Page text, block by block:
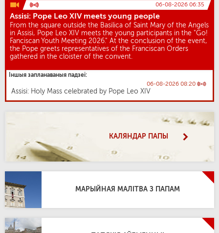
06-08-2026 06:35
Assisi: Pope Leo XIV meets young people
From the square outside the Basilica of Saint Mary of the Angels
in Assisi, Pope Leo XIV meets the young participants in the "Go!
Fanciscan Youth Meeting 2026." At the conclusion of the event,
the Pope greets representatives of the Franciscan Orders
gathered in the cloister of the convent.
Іншыя запланаваныя падзеі:
06-08-2026 08:20
Assisi: Holy Mass celebrated by Pope Leo XIV
КАЛЯНДАР ПАПЫ
МАРЫЙНАЯ МАЛІТВА З ПАПАМ